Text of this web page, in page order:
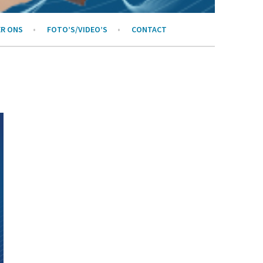
ONS FOTO’S/VIDEO’S CONTACT